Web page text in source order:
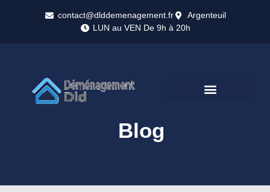
contact@dlddemenagement.fr
Argenteuil
LUN au VEN De 9h à 20h
Blog